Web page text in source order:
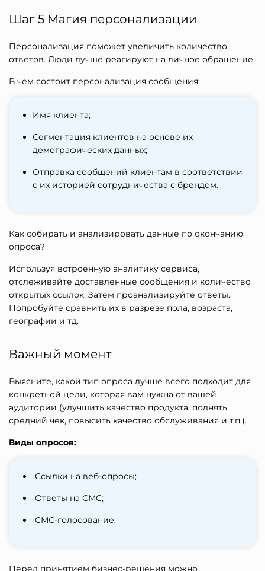
Шаг 5 Магия персонализации
Персонализация поможет увеличить количество
ответов. Люди лучше реагируют на личное обращение.
В чем состоит персонализация сообщения:
Имя клиента;
Сегментация клиентов на основе их
демографических данных;
Отправка сообщений клиентам в соответствии
с их историей сотрудничества с брендом.
Как собирать и анализировать данные по окончанию
опроса?
Используя встроенную аналитику сервиса,
отслеживайте доставленные сообщения и количество
открытых ссылок. Затем проанализируйте ответы.
Попробуйте сравнить их в разрезе пола, возраста,
географии и тд.
Важный момент
Выясните, какой тип опроса лучше всего подходит для
конкретной цели, которая вам нужна от вашей
аудитории (улучшить качество продукта, поднять
средний чек, повысить качество обслуживания и т.п.).
Виды опросов:
Ссылки на веб-опросы;
Ответы на СМС;
СМС-голосование.